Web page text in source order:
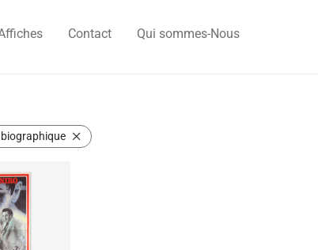
Contact Qui sommes-Nous